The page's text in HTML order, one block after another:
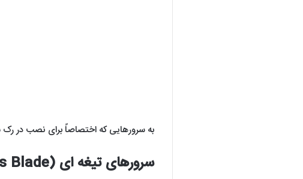
سرورهای تیغه ای (servers Blade)